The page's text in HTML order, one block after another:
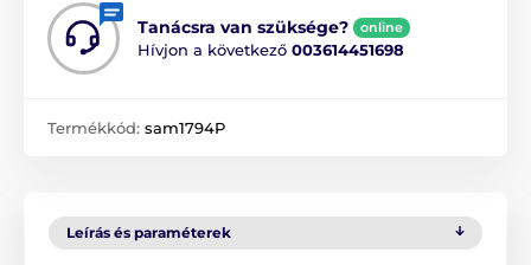
Tanácsra van szüksége? online
Hívjon a következő 003614451698
Termékkód: sam1794P
Leírás és paraméterek